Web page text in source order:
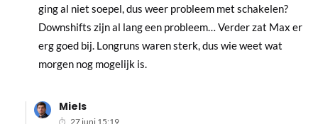
ging al niet soepel, dus weer probleem met schakelen?
Downshifts zijn al lang een probleem… Verder zat Max er
erg goed bij. Longruns waren sterk, dus wie weet wat
morgen nog mogelijk is.
Miels
27 juni 15:19